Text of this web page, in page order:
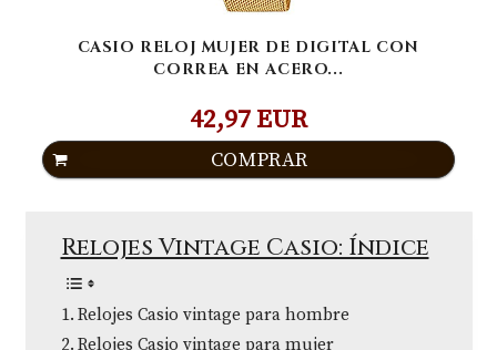
CASIO RELOJ MUJER DE DIGITAL CON
CORREA EN ACERO...
42,97 EUR
COMPRAR
Relojes Vintage Casio: Índice
Relojes Casio vintage para hombre
Relojes Casio vintage para mujer